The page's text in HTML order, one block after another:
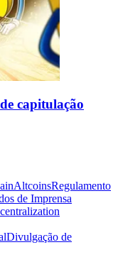
capitulação
AltcoinsRegulamento
de Imprensa
Divulgação de